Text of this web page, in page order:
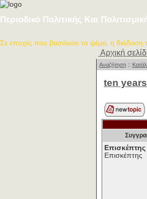
Περιοδικό Πολιτικής Και
Σε εποχές που βασιλεύει το ψέμα, η διάδοση
Αρχική
Αναζήτηση ::
ten
Επισκέπτης
Επισκέπτης